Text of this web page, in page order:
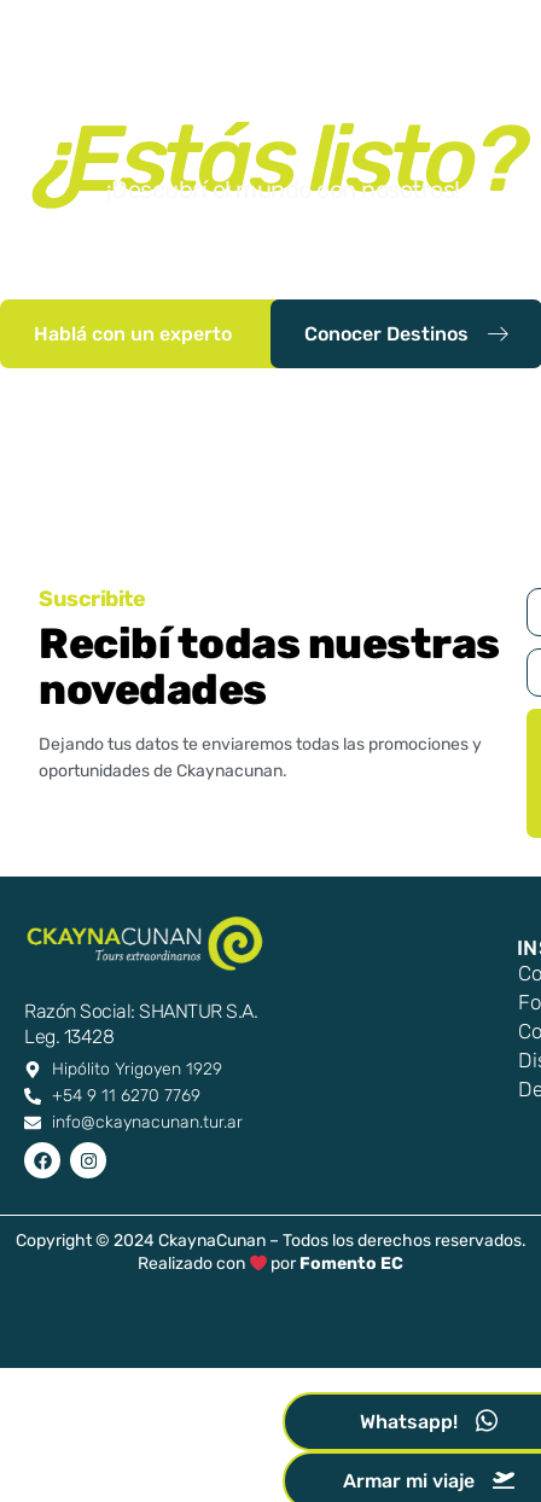
¿Estás listo?
¡Descubrí el mundo con nosotros!
Tu próxima aventura comienza aquí. Nos apasiona crear
Hablá con un experto Conocer Destinos
Suscribite
Recibí todas nuestras
novedades
Dejando tus datos te enviaremos todas las promociones y
oportunidades de Ckaynacunan.
Razón Social: SHANTUR S.A.
Leg. 13428
Hipólito Yrigoyen 1929
+54 9 11 6270 7769
info@ckaynacunan.tur.ar
Copyright © 2024 CkaynaCunan – Todos los derechos reservados.
Realizado con
por Fomento EC
Whatsapp!
Armar mi viaje